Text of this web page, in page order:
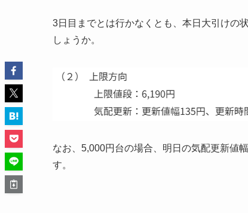
3日目までとは行かなくとも、本日大引けの
しょうか。
なお、5,000円台の場合、明日の気配更新値
す。